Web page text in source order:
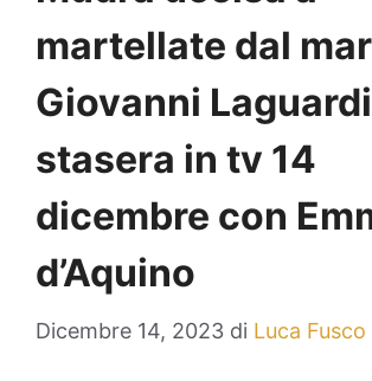
martellate dal
Giovanni
stasera in tv 14
dicembre con
d’Aquino
Dicembre 14, 2023 di Luca Fusco